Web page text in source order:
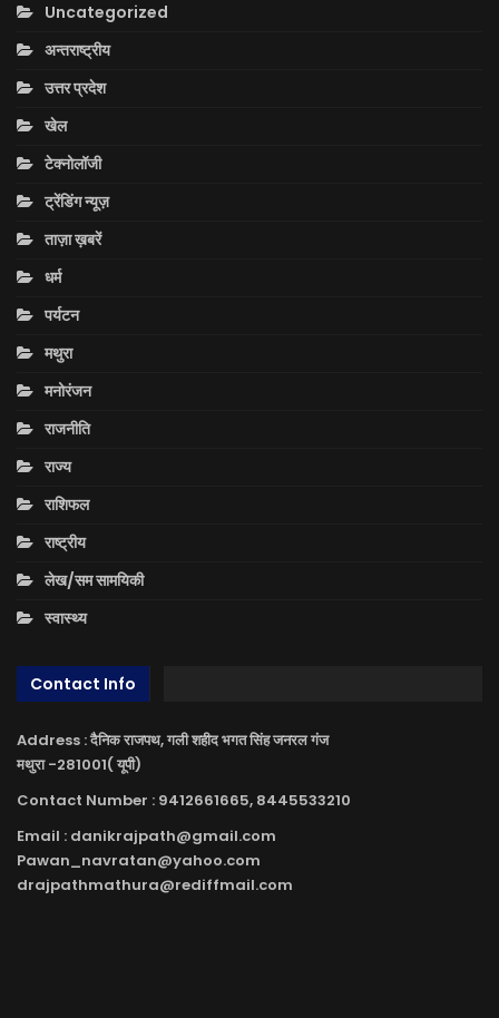
Uncategorized
अन्तराष्ट्रीय
उत्तर प्रदेश
खेल
टेक्नोलॉजी
ट्रेंडिंग न्यूज़
ताज़ा ख़बरें
धर्म
पर्यटन
मथुरा
मनोरंजन
राजनीति
राज्य
राशिफल
राष्ट्रीय
लेख/सम सामयिकी
स्वास्थ्य
Contact Info
Address : दैनिक राजपथ, गली शहीद भगत सिंह जनरल गंज
मथुरा -281001( यूपी)
Contact Number : 9412661665, 8445533210
Email : danikrajpath@gmail.com
Pawan_navratan@yahoo.com
drajpathmathura@rediffmail.com